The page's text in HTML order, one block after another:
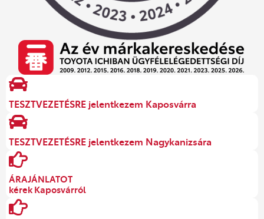
TESZTVEZETÉSRE jelentkezem Kaposvárra
TESZTVEZETÉSRE jelentkezem Nagykanizsára
ÁRAJÁNLATOT
kérek Kaposvárról